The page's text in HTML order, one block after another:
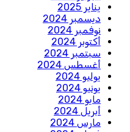
يناير 2025
ديسمبر 2024
نوفمبر 2024
أكتوبر 2024
سبتمبر 2024
أغسطس 2024
يوليو 2024
يونيو 2024
مايو 2024
أبريل 2024
مارس 2024